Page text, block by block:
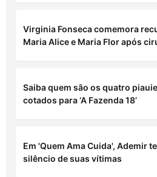
Virginia Fonseca comemora
Maria Alice e Maria Flor após
Saiba quem são os quatro
cotados para ‘A Fazenda 18’
Em 'Quem Ama Cuida', Ademir
silêncio de suas vítimas